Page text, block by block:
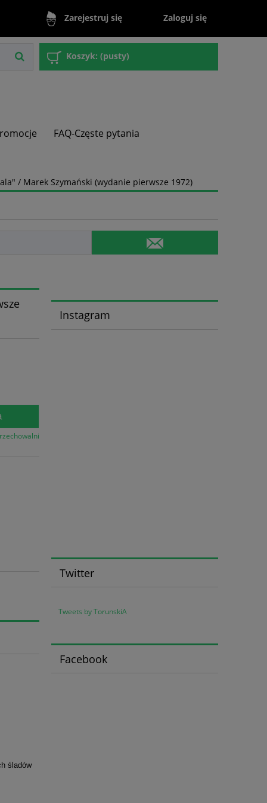
Zarejestruj się Zaloguj się
Koszyk: (pusty)
FAQ-Częste pytania
/ Marek Szymański (wydanie pierwsze 1972)
śladów
Instagram
Twitter
Tweets by TorunskiA
Facebook